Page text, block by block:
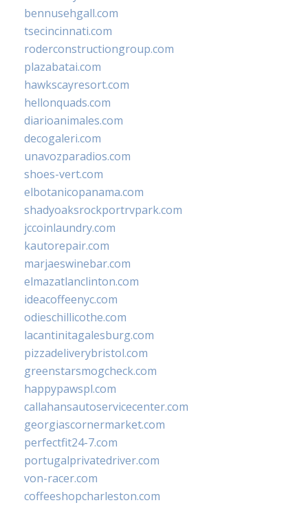
bennusehgall.com
tsecincinnati.com
roderconstructiongroup.com
plazabatai.com
hawkscayresort.com
hellonquads.com
diarioanimales.com
decogaleri.com
unavozparadios.com
shoes-vert.com
elbotanicopanama.com
shadyoaksrockportrvpark.com
jccoinlaundry.com
kautorepair.com
marjaeswinebar.com
elmazatlanclinton.com
ideacoffeenyc.com
odieschillicothe.com
lacantinitagalesburg.com
pizzadeliverybristol.com
greenstarsmogcheck.com
happypawspl.com
callahansautoservicecenter.com
georgiascornermarket.com
perfectfit24-7.com
portugalprivatedriver.com
von-racer.com
coffeeshopcharleston.com